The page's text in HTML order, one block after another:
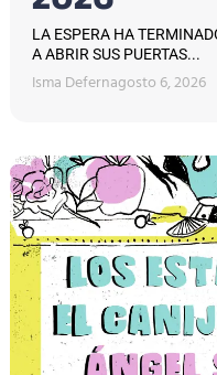
LA ESPERA HA
A ABRIR SUS PUERTAS...
Isma Defernagosto 6, 2026